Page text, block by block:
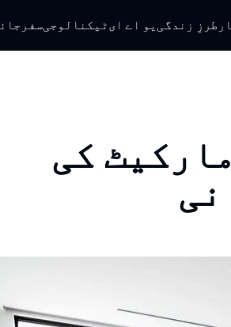
طرزِ زندگی یو اے ایٹیکنالوجیسفر
کی